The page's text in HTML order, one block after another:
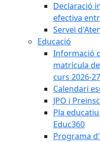
Declaració
efectiva
Servei
Educació
Informació
matrícula
curs 2026-27
Calendari
JPO i
Pla
Educ360
Programa